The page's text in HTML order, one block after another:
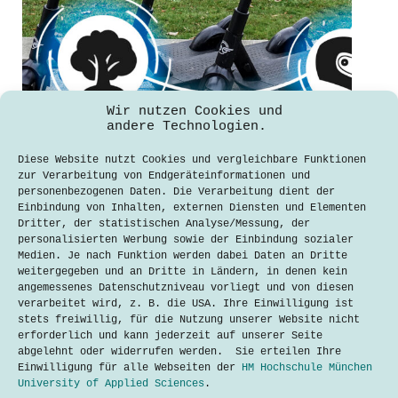
Wir nutzen Cookies und
andere Technologien.
Diese Website nutzt Cookies und vergleichbare Funktionen
zur Verarbeitung von Endgeräteinformationen und
personenbezogenen Daten. Die Verarbeitung dient der
Einbindung von Inhalten, externen Diensten und Elementen
Dritter, der statistischen Analyse/Messung, der
personalisierten Werbung sowie der Einbindung sozialer
Medien. Je nach Funktion werden dabei Daten an Dritte
weitergegeben und an Dritte in Ländern, in denen kein
angemessenes Datenschutzniveau vorliegt und von diesen
verarbeitet wird, z. B. die USA. Ihre Einwilligung ist
stets freiwillig, für die Nutzung unserer Website nicht
erforderlich und kann jederzeit auf unserer Seite
abgelehnt oder widerrufen werden. Sie erteilen Ihre
Einwilligung für alle Webseiten der HM Hochschule München
University of Applied Sciences .
Fatma Zehra Naimen
3. Februar 2021
E-Scooter haben sich seit ihrer
Zulassung im Sommer 2019 auf den
deutschen Straßen etabliert. Um sich
weiterhin auf dem Markt zu beweisen,
entwickeln Sharing-Anbieter neue
Angebote. Der Anbieter VOI testet den
Einsatz von künstlicher Intelligenz
an E-Scootern. TIER Mobility stattet…
LesenGame-
Changer